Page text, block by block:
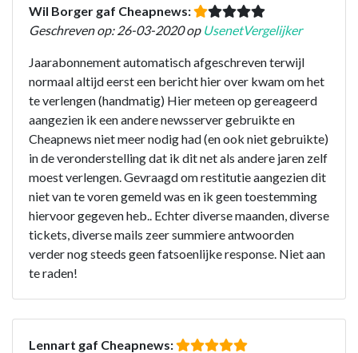
Wil Borger gaf Cheapnews:
Geschreven op: 26-03-2020 op UsenetVergelijker
Jaarabonnement automatisch afgeschreven terwijl
normaal altijd eerst een bericht hier over kwam om het
te verlengen (handmatig) Hier meteen op gereageerd
aangezien ik een andere newsserver gebruikte en
Cheapnews niet meer nodig had (en ook niet gebruikte)
in de veronderstelling dat ik dit net als andere jaren zelf
moest verlengen. Gevraagd om restitutie aangezien dit
niet van te voren gemeld was en ik geen toestemming
hiervoor gegeven heb.. Echter diverse maanden, diverse
tickets, diverse mails zeer summiere antwoorden
verder nog steeds geen fatsoenlijke response. Niet aan
te raden!
Lennart gaf Cheapnews: